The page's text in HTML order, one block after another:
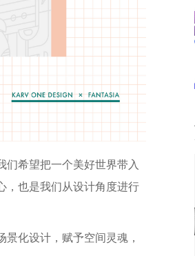
们希望把一个美好世界带入
，也是我们从设计角度进行
化设计，赋予空间灵魂，